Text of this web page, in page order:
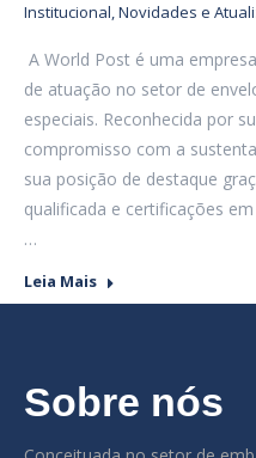
Institucional,Novidades e
A World Post é uma
de atuação no setor de
especiais. Reconhecida por
compromisso com a
sua posição de destaque
qualificada e certificações
…
Leia Mais
Sobre nós